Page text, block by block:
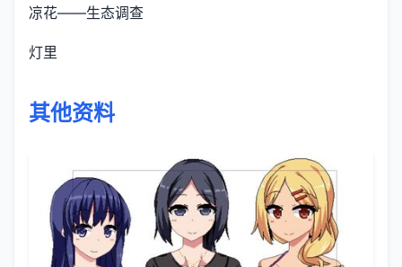
凉花——生态调查
灯里
其他资料